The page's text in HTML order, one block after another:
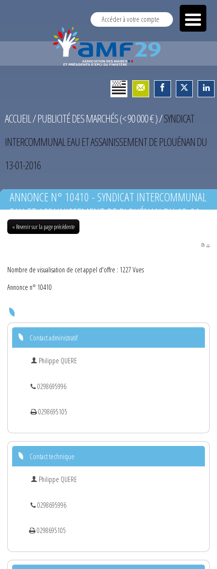
Accéder à votre compte
ACCUEIL/PUBLICITÉ DES MARCHÉS (< 90 000 € )/SYNDICAT
INTERCOMMUNAL EAU ET ASSAINISSEMENT DE PLOUÉNAN DU
13-01-2016
ANNONCE N° 10410 - SYNDICAT INTERCOMMUNAL
EAU ET ASSAINISSEMENT DE PLOUÉNAN DU 13-01-
2016
« Revenir sur la page précédente
PDF
Nombre de visualisation de cet appel d'offre : 1227 Vues
Annonce n° 10410
Contact administratif
Philippe QUERE
0298695996
0298695105
Contact technique
Philippe QUERE
0298695996
0298695105